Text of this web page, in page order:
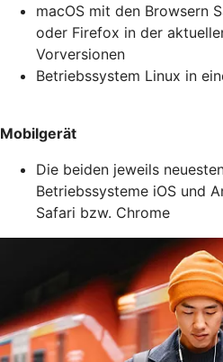
macOS mit den Browsern
oder Firefox in der
Vorversionen
Betriebssystem Linux in
Mobilgerät
Die beiden jeweils
Betriebssysteme iOS und
Safari bzw. Chrome